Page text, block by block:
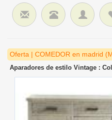
Oferta | COMEDOR en madrid
Aparadores de estilo Vintage :